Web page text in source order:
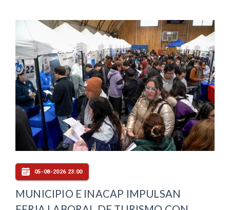
05-08-2026 23:00
MUNICIPIO E INACAP IMPULSAN